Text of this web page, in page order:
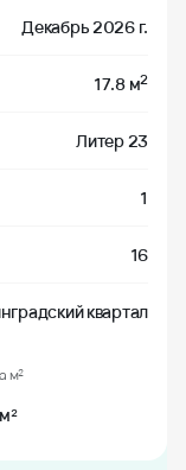
Декабрь 2026 г.
17.8 м2
Литер 23
1
16
квартал
м²